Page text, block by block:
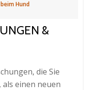
Hund
&
die Sie
einen neuen